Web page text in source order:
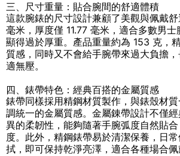
三、尺寸重量：貼合腕間的舒適體積
這款腕錶的尺寸設計兼顧了美觀與佩戴
毫米，厚度僅 11.77 毫米，適合多數男
顯得過於厚重。產品重量約為 153 克，
質感，同時又不會給手腕帶來過大負擔
適無壓。
四、錶帶特色：經典百搭的金屬質感
錶帶同樣採用精鋼材質製作，與錶殼材
調統一的金屬質感。金屬錬帶設計不僅
異的柔韌性，能夠隨著手腕弧度自然貼
度。此外，精鋼錶帶易於清潔保養，日
拭，即可保持乾淨亮澤，適合各種場合佩